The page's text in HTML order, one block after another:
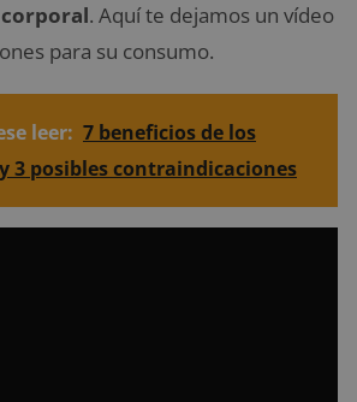
corporal. Aquí te dejamos un vídeo
para su consumo.
leer: 7 beneficios de los
3 posibles contraindicaciones